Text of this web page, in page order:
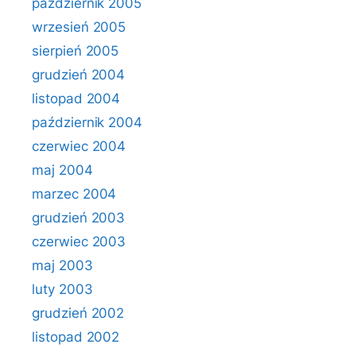
październik 2005
wrzesień 2005
sierpień 2005
grudzień 2004
listopad 2004
październik 2004
czerwiec 2004
maj 2004
marzec 2004
grudzień 2003
czerwiec 2003
maj 2003
luty 2003
grudzień 2002
listopad 2002